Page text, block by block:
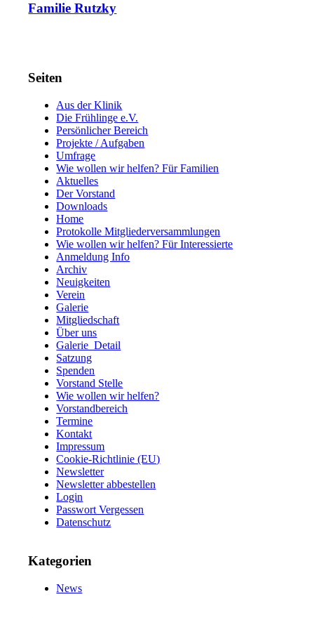
Familie Rutzky
Seiten
Aus der Klinik
Die Frühlinge e.V.
Persönlicher Bereich
Projekte / Aufgaben
Umfrage
Wie wollen wir helfen? Für Familien
Aktuelles
Der Vorstand
Downloads
Home
Protokolle Mitgliederversammlungen
Wie wollen wir helfen? Für Interessierte
Anmeldung Info
Archiv
Neuigkeiten
Verein
Galerie
Mitgliedschaft
Über uns
Galerie_Detail
Satzung
Spenden
Vorstand Stelle
Wie wollen wir helfen?
Vorstandbereich
Termine
Kontakt
Impressum
Cookie-Richtlinie (EU)
Newsletter
Newsletter abbestellen
Login
Passwort Vergessen
Datenschutz
Kategorien
News